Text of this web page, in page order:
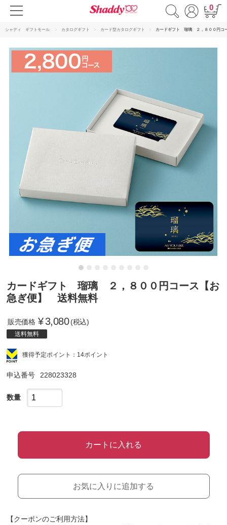
0
シャディ ギフトモール カタログギフト カード型カタログギフト カードギフト 瑠璃 ２，８００円コ
カードギフト 瑠璃 ２，８００円コース【お
急ぎ便】 送料無料
販売価格 ¥3,080 (税込)
送料無料
獲得予定ポイント：14ポイント
申込番号 228023328
数量
カートに入れる
お気に入りに追加する
【クーポンのご利用方法】